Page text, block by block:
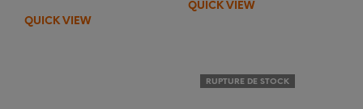
QUICK VIEW
QUICK VIEW
RUPTURE DE STOCK